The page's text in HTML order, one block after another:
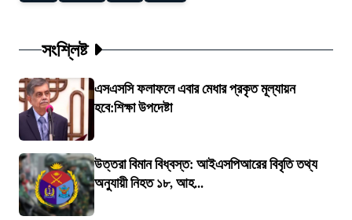
সংশ্লিষ্ট
এসএসসি ফলাফলে এবার মেধার প্রকৃত মূল্যায়ন
হবে:শিক্ষা উপদেষ্টা
উত্তরা বিমান বিধ্বস্ত: আইএসপিআরের বিবৃতি তথ্য
অনুযায়ী নিহত ১৮, আহ...